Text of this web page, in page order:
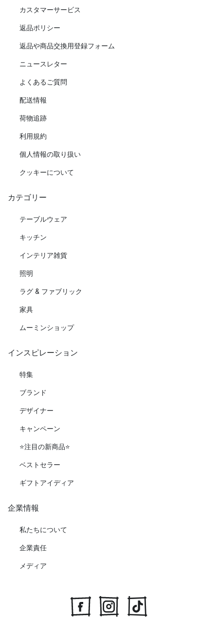
カスタマーサービス
返品ポリシー
返品や商品交換用登録フォーム
ニュースレター
よくあるご質問
配送情報
荷物追跡
利用規約
個人情報の取り扱い
クッキーについて
カテゴリー
テーブルウェア
キッチン
インテリア雑貨
照明
ラグ & ファブリック
家具
ムーミンショップ
インスピレーション
特集
ブランド
デザイナー
キャンペーン
⭐️注目の新商品⭐️
ベストセラー
ギフトアイディア
企業情報
私たちについて
企業責任
メディア